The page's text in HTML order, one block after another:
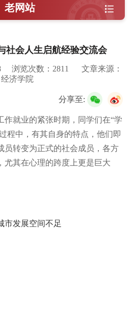
教职工
老网站
社会人生启航经验交流会
浏览次数： 2811
文章来源：
经济学院
分享至:
就业的紧张时期，同学们在“学
程中，有其自身的特点，他们即
员转变为正式的社会成员，各方
尤其在心理的跨度上更是巨大
市发展空间不足